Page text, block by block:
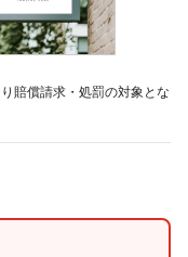
賠償請求・処罰の対象とな